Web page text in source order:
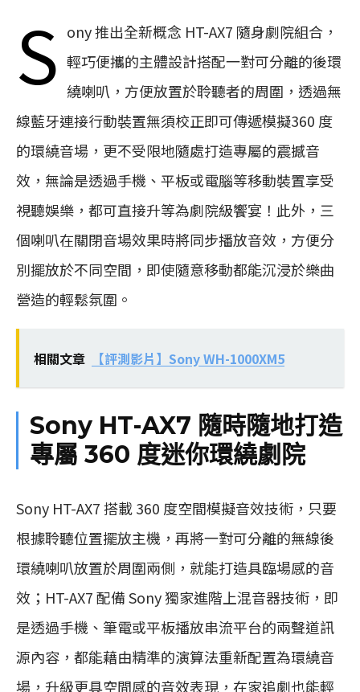
S ony 推出全新概念 HT-AX7 隨身劇院組合，
輕巧便攜的主體設計搭配一對可分離的後環
繞喇叭，方便放置於聆聽者的周圍，透過無
線藍牙連接行動裝置無須校正即可傳遞模擬360 度
的環繞音場，更不受限地隨處打造專屬的震撼音
效，無論是透過手機、平板或電腦等移動裝置享受
視聽娛樂，都可直接升等為劇院級饗宴！此外，三
個喇叭在關閉音場效果時將同步播放音效，方便分
別擺放於不同空間，即使隨意移動都能沉浸於樂曲
營造的輕鬆氛圍。
相關文章 【評測影片】Sony WH-1000XM5
Sony HT-AX7 隨時隨地打造
專屬 360 度迷你環繞劇院
Sony HT-AX7 搭載 360 度空間模擬音效技術，只要
根據聆聽位置擺放主機，再將一對可分離的無線後
環繞喇叭放置於周圍兩側，就能打造具臨場感的音
效；HT-AX7 配備 Sony 獨家進階上混音器技術，即
是透過手機、筆電或平板播放串流平台的兩聲道訊
源內容，都能藉由精準的演算法重新配置為環繞音
場，升級更具空間感的音效表現，在家追劇也能輕